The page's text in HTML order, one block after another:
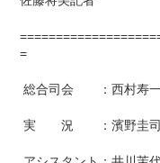
=
総合司会 ：西村寿
実 況 ：濱野圭司、